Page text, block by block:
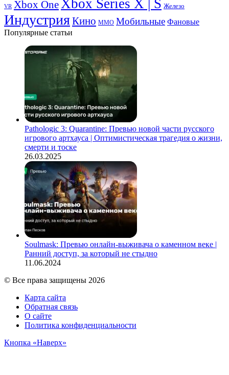
VR Xbox OneXbox Series X | S Железо
ИндустрияКино ММО Мобильные Фановые
Популярные статьи
Pathologic 3: Quarantine: Превью новой части русского
игрового артхауса | Оптимистическая трагедия о жизни,
смерти и тоске
26.03.2025
Soulmask: Превью онлайн-выживача о каменном веке |
Ранний доступ, за который не стыдно
11.06.2024
© Все права защищены 2026
Карта сайта
Обратная связь
О сайте
Политика конфиденциальности
Кнопка «Наверх»